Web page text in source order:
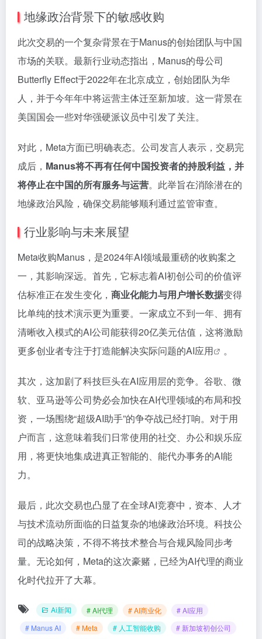
地缘政治背景下的敏感收购
此次交易的一个复杂背景在于Manus的创始团队与中国
市场的关联。最新行业动态指出，Manus的母公司
Butterfly Effect于2022年在北京成立，创始团队为华
人，并于今年年中将运营主体迁至新加坡。这一背景在
美国国会一些对华强硬派议员中引发了关注。
对此，Meta方面已明确表态。公司发言人表示，交易完
成后， Manus将不再有任何中国投资者的持股利益，并
将停止在中国的所有服务与运营。此举旨在消除潜在的
地缘政治风险，确保交易能够顺利通过监管审查。
行业影响与未来展望
Meta收购Manus，是2024年AI领域最重磅的收购案之
一，其影响深远。首先，它标志着AI初创公司的价值评
估标准正在发生变化， 商业化能力与用户增长数据变得
比单纯的技术演示更为重要。一家成立不到一年、拥有
清晰收入模式的AI公司能获得20亿美元估值，这将激励
更多创业者专注于打造能解决实际问题的AI应用 。
其次，这加剧了科技巨头在AI应用层的竞争。谷歌、微
软、亚马逊等公司势必会加快在AI代理领域的布局和投
资，一场围绕“超级AI助手”的争夺战已经打响。对于用
户而言，这意味着我们日常使用的社交、办公和娱乐应
用，将更快地集成进真正智能的、能代办事务的AI能
力。
最后，此次交易也凸显了在全球AI竞赛中，资本、人才
与技术流动所面临的日益复杂的地缘政治环境。科技公
司的战略决策，不得不将技术整合与合规风险同步考
量。无论如何，Meta的这次豪赌，已经为AI代理的商业
化时代拉开了大幕。
Ai新闻 # AI代理 # AI商业化
# AI应用
# Manus AI
# Meta # 人工智能收购
# 新加坡初创公司